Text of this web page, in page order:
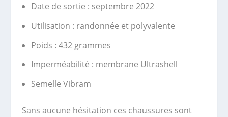
Date de sortie : septembre 2022
Utilisation : randonnée et polyvalente
Poids : 432 grammes
Imperméabilité : membrane Ultrashell
Semelle Vibram
Sans aucune hésitation ces chaussures sont